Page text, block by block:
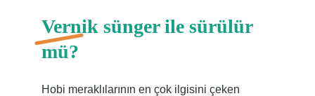
Vernik sünger ile sürülür
mü?
Hobi meraklılarının en çok ilgisini çeken